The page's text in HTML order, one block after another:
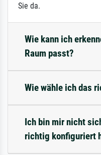
Sie da.
Wie kann ich
Raum passt?
Wie wähle ich das
Ich bin mir nicht
richtig konfiguriert